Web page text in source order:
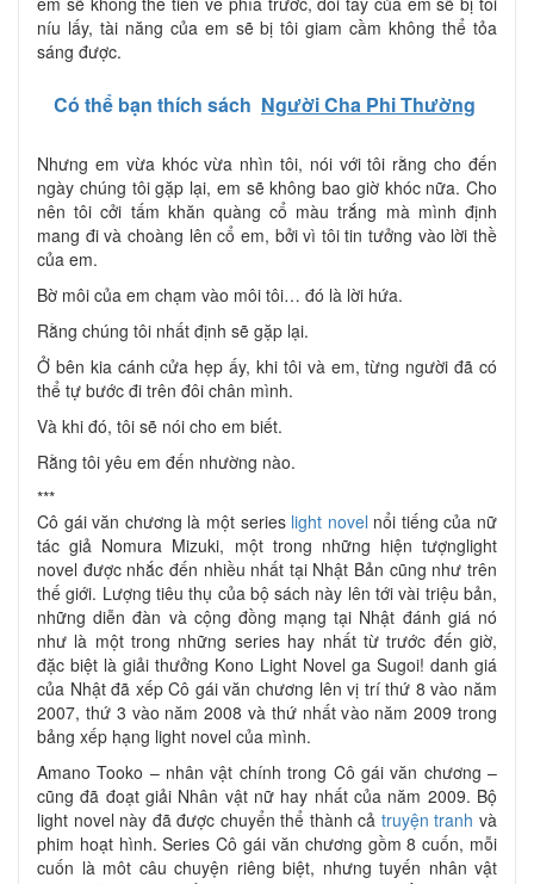
níu lấy, tài năng của em sẽ bị tôi giam cầm không thể tỏa
sáng được.
Có thể bạn thích sách Người Cha Phi Thường
Nhưng em vừa khóc vừa nhìn tôi, nói với tôi rằng cho đến
ngày chúng tôi gặp lại, em sẽ không bao giờ khóc nữa. Cho
nên tôi cởi tấm khăn quàng cổ màu trắng mà mình định
mang đi và choàng lên cổ em, bởi vì tôi tin tưởng vào lời thề
của em.
Bờ môi của em chạm vào môi tôi… đó là lời hứa.
Rằng chúng tôi nhất định sẽ gặp lại.
Ở bên kia cánh cửa hẹp ấy, khi tôi và em, từng người đã có
thể tự bước đi trên đôi chân mình.
Và khi đó, tôi sẽ nói cho em biết.
Rằng tôi yêu em đến nhường nào.
***
Cô gái văn chương là một series light novel nổi tiếng của nữ
tác giả Nomura Mizuki, một trong những hiện tượnglight
novel được nhắc đến nhiều nhất tại Nhật Bản cũng như trên
thế giới. Lượng tiêu thụ của bộ sách này lên tới vài triệu bản,
những diễn đàn và cộng đồng mạng tại Nhật đánh giá nó
như là một trong những series hay nhất từ trước đến giờ,
đặc biệt là giải thưởng Kono Light Novel ga Sugoi! danh giá
của Nhật đã xếp Cô gái văn chương lên vị trí thứ 8 vào năm
2007, thứ 3 vào năm 2008 và thứ nhất vào năm 2009 trong
bảng xếp hạng light novel của mình.
Amano Tooko – nhân vật chính trong Cô gái văn chương –
cũng đã đoạt giải Nhân vật nữ hay nhất của năm 2009. Bộ
light novel này đã được chuyển thể thành cả truyện tranh và
phim hoạt hình. Series Cô gái văn chương gồm 8 cuốn, mỗi
cuốn là môt câu chuyện riêng biệt, nhưng tuyến nhân vật